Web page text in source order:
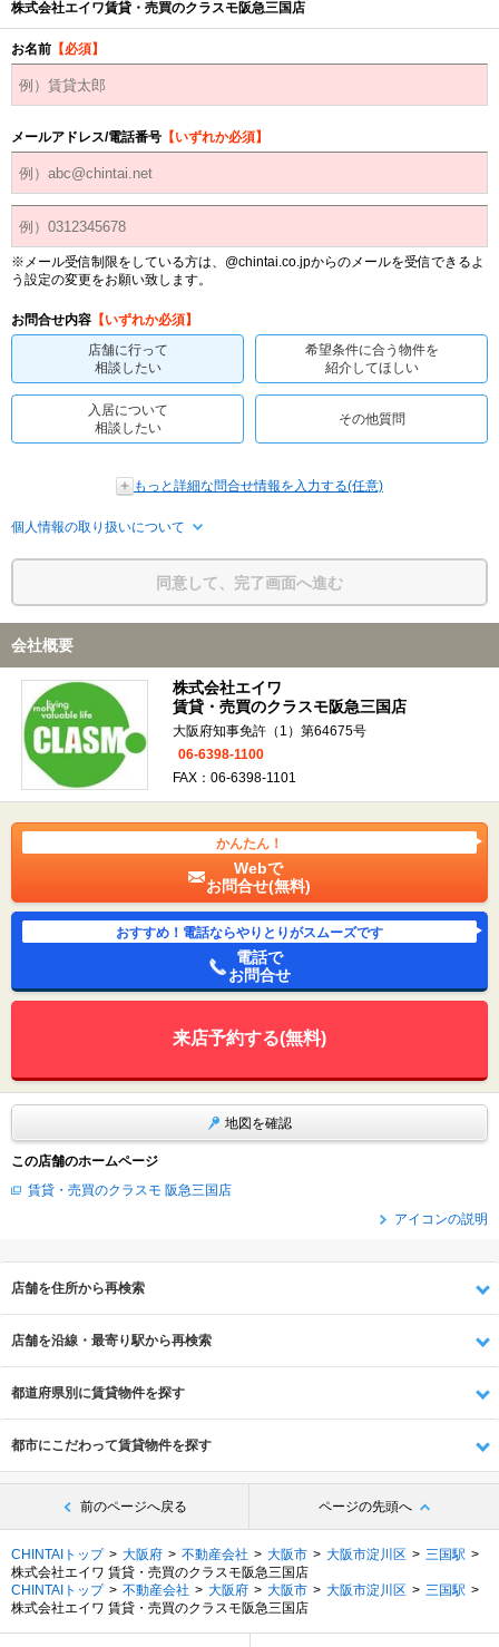
株式会社エイワ賃貸・売買のクラスモ阪急三国店
お名前 【必須】
メールアドレス/電話番号 【いずれか必須】
※メール受信制限をしている方は、@chintai.co.jpからのメールを受信できるよ
う設定の変更をお願い致します。
お問合せ内容 【いずれか必須】
店舗に行って
相談したい
希望条件に合う物件を
紹介してほしい
入居について
相談したい
その他質問
もっと詳細な問合せ情報を入力する(任意)
個人情報の取り扱いについて
同意して、完了画面へ進む
会社概要
株式会社エイワ
賃貸・売買のクラスモ阪急三国店
大阪府知事免許（1）第64675号
06-6398-1100
FAX：06-6398-1101
かんたん！
Webで
お問合せ(無料)
おすすめ！電話ならやりとりがスムーズです
電話で
お問合せ
来店予約する(無料)
地図を確認
この店舗のホームページ
賃貸・売買のクラスモ 阪急三国店
アイコンの説明
店舗を住所から再検索
店舗を沿線・最寄り駅から再検索
都道府県別に賃貸物件を探す
都市にこだわって賃貸物件を探す
前のページへ戻る ページの先頭へ
CHINTAIトップ 大阪府 不動産会社 大阪市 大阪市淀川区
三国駅
株式会社エイワ 賃貸・売買のクラスモ阪急三国店
CHINTAIトップ
不動産会社 大阪府 大阪市 大阪市淀川区
三国駅
株式会社エイワ 賃貸・売買のクラスモ阪急三国店